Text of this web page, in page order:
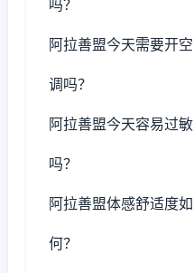
吗？
阿拉善盟今天需要开空
调吗？
阿拉善盟今天容易过敏
吗？
阿拉善盟体感舒适度如
何？